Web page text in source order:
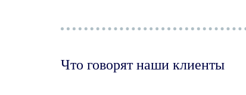
Что говорят наши клиенты